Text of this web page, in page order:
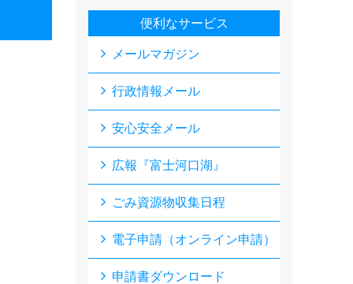
便利なサービス
メールマガジン
行政情報メール
安心安全メール
広報『富士河口湖』
ごみ資源物収集日程
電子申請（オンライン申請）
申請書ダウンロード